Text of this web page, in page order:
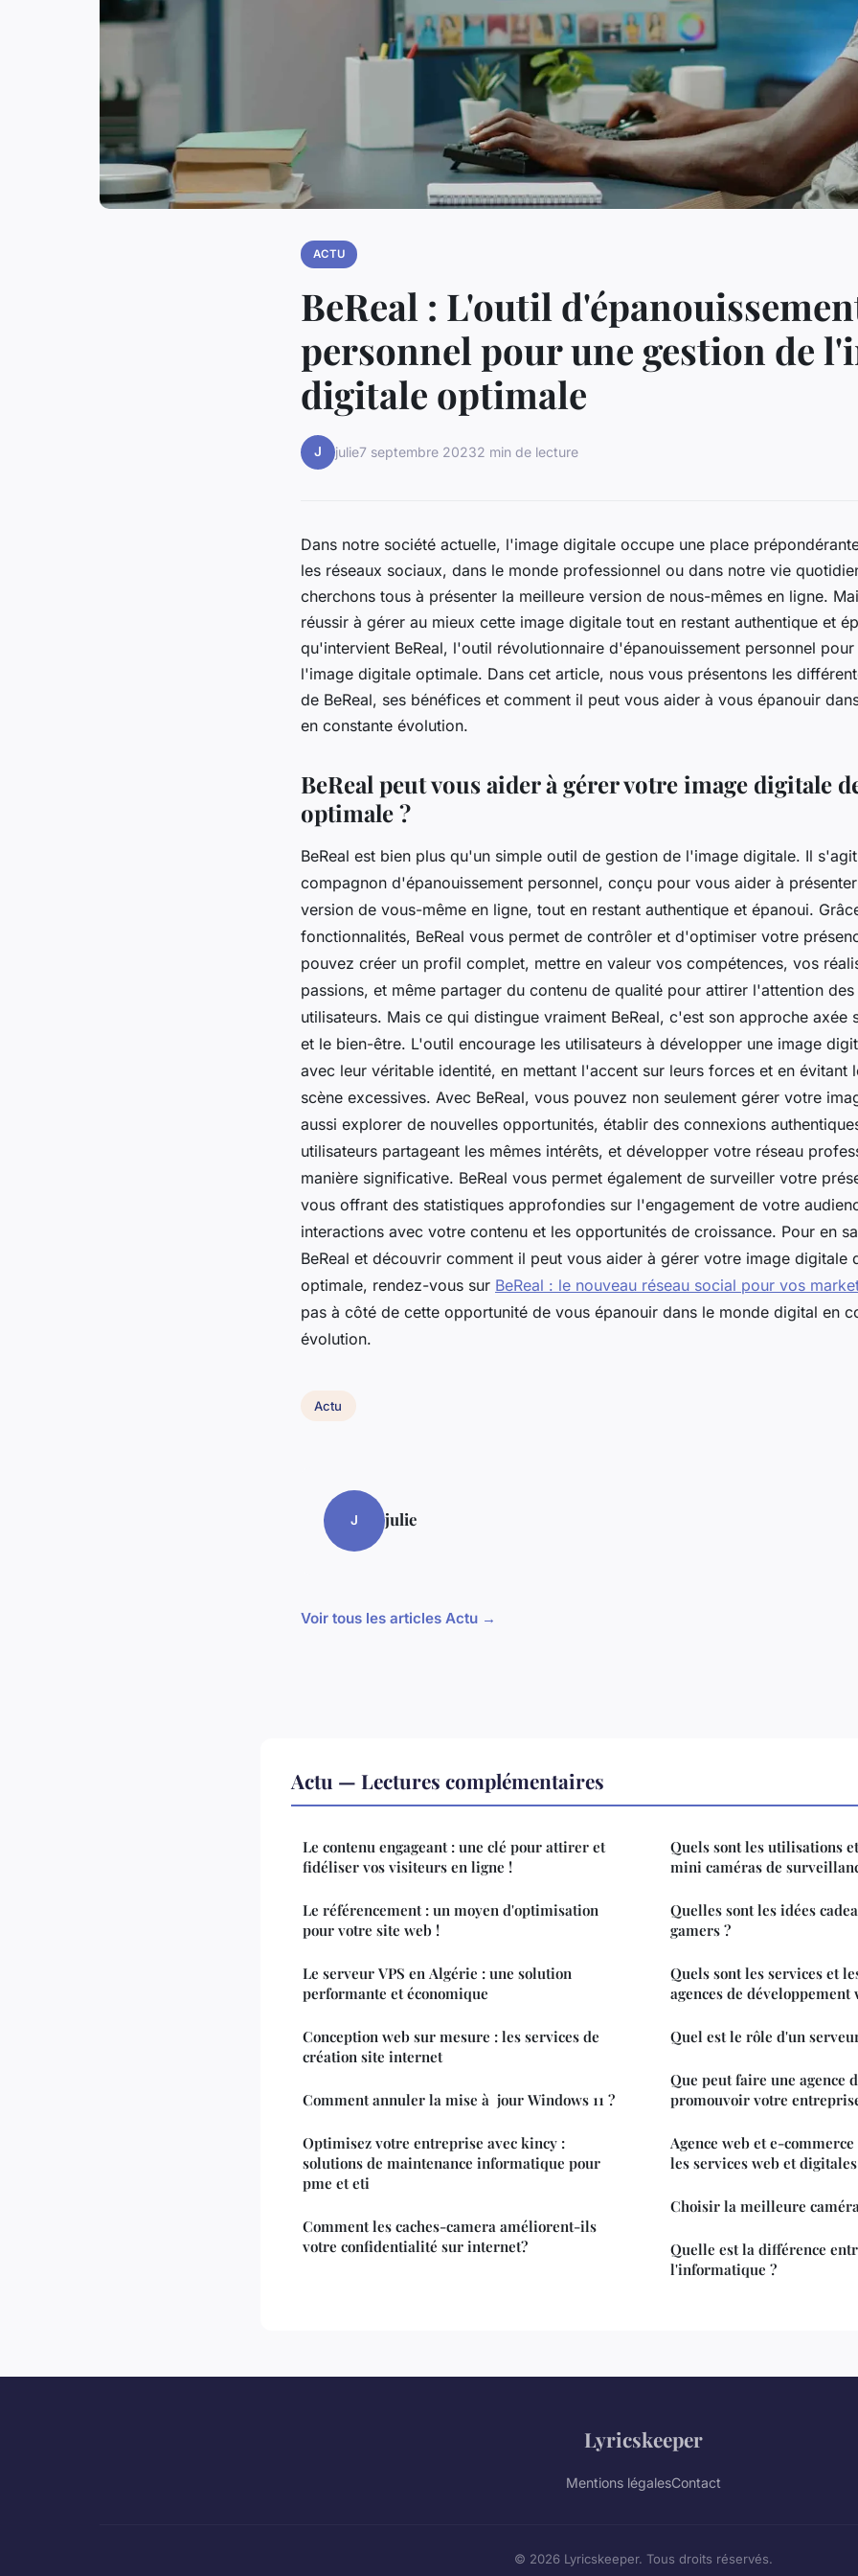
ACTU
BeReal : L'outil
personnel pour une gestion de
digitale optimale
J julie7 septembre 20232 min de lecture
Dans notre société actuelle, l'image digitale occupe une place
les réseaux sociaux, dans le monde professionnel ou dans notre vie
cherchons tous à présenter la meilleure version de nous-mêmes en ligne.
réussir à gérer au mieux cette image digitale tout en restant authentique et
qu'intervient BeReal, l'outil révolutionnaire d'épanouissement personnel
l'image digitale optimale. Dans cet article, nous vous présentons les
de BeReal, ses bénéfices et comment il peut vous aider à vous épanouir
en constante évolution.
BeReal peut vous aider à gérer votre image digitale
optimale ?
BeReal est bien plus qu'un simple outil de gestion de l'image digitale. Il
compagnon d'épanouissement personnel, conçu pour vous aider à
version de vous-même en ligne, tout en restant authentique et épanoui.
fonctionnalités, BeReal vous permet de contrôler et d'optimiser votre
pouvez créer un profil complet, mettre en valeur vos compétences, vos
passions, et même partager du contenu de qualité pour attirer l'attention des
utilisateurs. Mais ce qui distingue vraiment BeReal, c'est son approche axée
et le bien-être. L'outil encourage les utilisateurs à développer une image
avec leur véritable identité, en mettant l'accent sur leurs forces et en évitant
scène excessives. Avec BeReal, vous pouvez non seulement gérer votre
aussi explorer de nouvelles opportunités, établir des connexions
utilisateurs partageant les mêmes intérêts, et développer votre réseau
manière significative. BeReal vous permet également de surveiller votre
vous offrant des statistiques approfondies sur l'engagement de votre
interactions avec votre contenu et les opportunités de croissance. Pour en
BeReal et découvrir comment il peut vous aider à gérer votre image digitale
optimale, rendez-vous sur BeReal : le nouveau réseau social pour vos
pas à côté de cette opportunité de vous épanouir dans le monde digital en
évolution.
Actu
J julie
Voir tous les articles Actu →
Actu — Lectures complémentaires
Le contenu engageant : une clé pour attirer et
fidéliser vos visiteurs en ligne !
Le référencement : un moyen d'optimisation
pour votre site web !
Le serveur VPS en Algérie : une solution
performante et économique
Conception web sur mesure : les services de
création site internet
Comment annuler la mise à jour Windows 11 ?
Optimisez votre entreprise avec kincy :
solutions de maintenance informatique pour
pme et eti
Comment les caches-camera améliorent-ils
votre confidentialité sur internet?
Quels sont les utilisations
mini caméras de
Quelles sont les idées
gamers ?
Quels sont les services et
agences de développement
Quel est le rôle d'un
Que peut faire une agence
promouvoir votre
Agence web et e-
les services web et
Choisir la meilleure
Quelle est la différence
l'informatique ?
Lyricskeeper
Mentions légalesContact
© 2026 Lyricskeeper. Tous droits réservés.